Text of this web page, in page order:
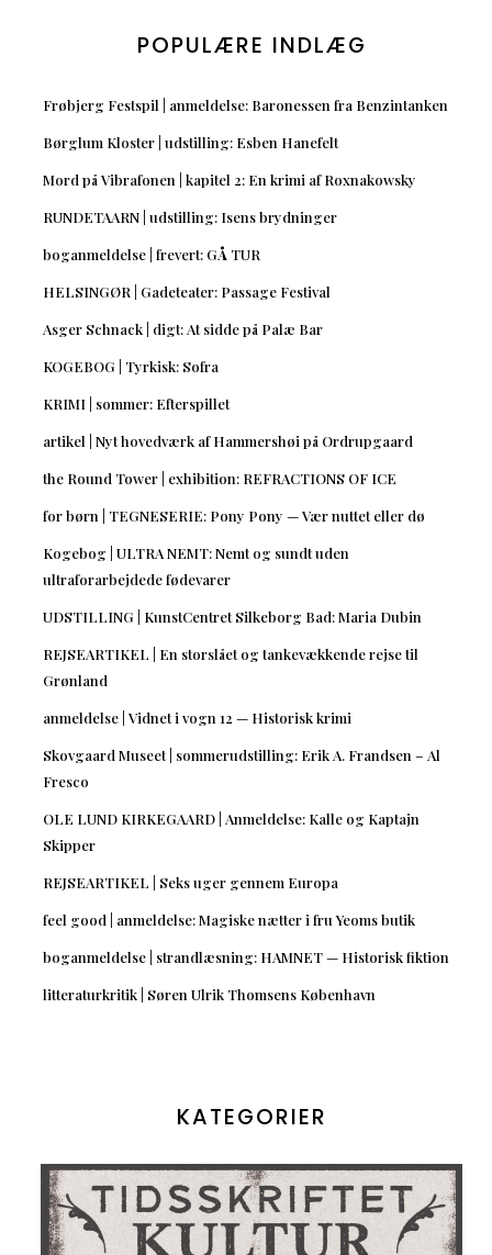
POPULÆRE INDLÆG
Frøbjerg Festspil | anmeldelse: Baronessen fra Benzintanken
Børglum Kloster | udstilling: Esben Hanefelt
Mord på Vibrafonen | kapitel 2: En krimi af Roxnakowsky
RUNDETAARN | udstilling: Isens brydninger
boganmeldelse | frevert: GÅ TUR
HELSINGØR | Gadeteater: Passage Festival
Asger Schnack | digt: At sidde på Palæ Bar
KOGEBOG | Tyrkisk: Sofra
KRIMI | sommer: Efterspillet
artikel | Nyt hovedværk af Hammershøi på Ordrupgaard
the Round Tower | exhibition: REFRACTIONS OF ICE
for børn | TEGNESERIE: Pony Pony — Vær nuttet eller dø
Kogebog | ULTRA NEMT: Nemt og sundt uden
ultraforarbejdede fødevarer
UDSTILLING | KunstCentret Silkeborg Bad: Maria Dubin
REJSEARTIKEL | En storslået og tankevækkende rejse til
Grønland
anmeldelse | Vidnet i vogn 12 — Historisk krimi
Skovgaard Museet | sommerudstilling: Erik A. Frandsen – Al
Fresco
OLE LUND KIRKEGAARD | Anmeldelse: Kalle og Kaptajn
Skipper
REJSEARTIKEL | Seks uger gennem Europa
feel good | anmeldelse: Magiske nætter i fru Yeoms butik
boganmeldelse | strandlæsning: HAMNET — Historisk fiktion
litteraturkritik | Søren Ulrik Thomsens København
KATEGORIER